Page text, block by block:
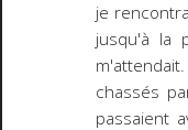
je
jusqu'à la
chassés
passaient